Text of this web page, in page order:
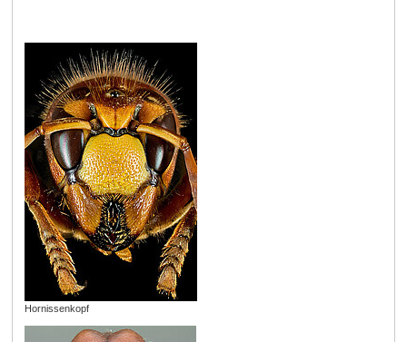
Hornissenkopf